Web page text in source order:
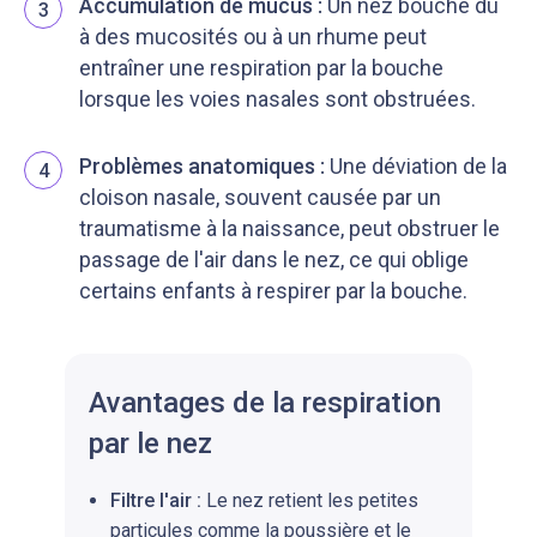
3 Accumulation de mucus : Un nez bouché dû
à des mucosités ou à un rhume peut
entraîner une respiration par la bouche
lorsque les voies nasales sont obstruées.
4 Problèmes anatomiques : Une déviation de la
cloison nasale, souvent causée par un
traumatisme à la naissance, peut obstruer le
passage de l'air dans le nez, ce qui oblige
certains enfants à respirer par la bouche.
Filtre l'air : Le nez retient les petites
particules comme la poussière et le
Avantages de la respiration
par le nez